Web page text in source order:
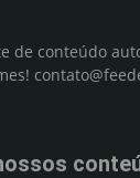
de conteúdo